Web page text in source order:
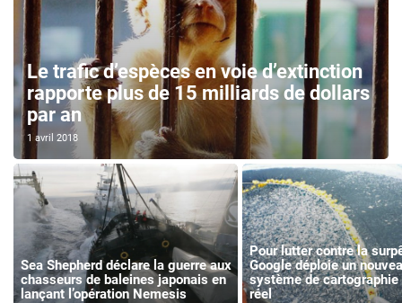
Le trafic d’espèces en voie d’extinction
rapporte plus de 15 milliards de dollars
par an
1 avril 2018
Sea Shepherd déclare la guerre aux
chasseurs de baleines japonais en
lançant l’opération Nemesis
Pour lutter contre la
Google déploie un
système de cartographie
réel